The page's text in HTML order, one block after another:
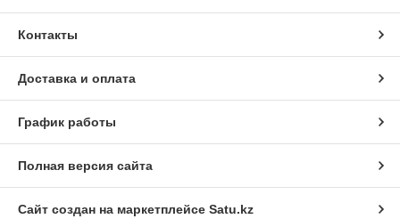
Контакты
Доставка и оплата
График работы
Полная версия сайта
Сайт создан на маркетплейсе Satu.kz